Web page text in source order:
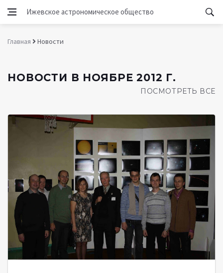
Ижевское астрономическое общество
Главная Новости
НОВОСТИ В НОЯБРЕ 2012 Г.
ПОСМОТРЕТЬ ВСЕ